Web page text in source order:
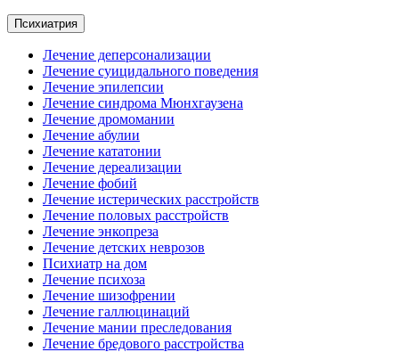
Психиатрия
Лечение деперсонализации
Лечение суицидального поведения
Лечение эпилепсии
Лечение синдрома Мюнхгаузена
Лечение дромомании
Лечение абулии
Лечение кататонии
Лечение дереализации
Лечение фобий
Лечение истерических расстройств
Лечение половых расстройств
Лечение энкопреза
Лечение детских неврозов
Психиатр на дом
Лечение психоза
Лечение шизофрении
Лечение галлюцинаций
Лечение мании преследования
Лечение бредового расстройства